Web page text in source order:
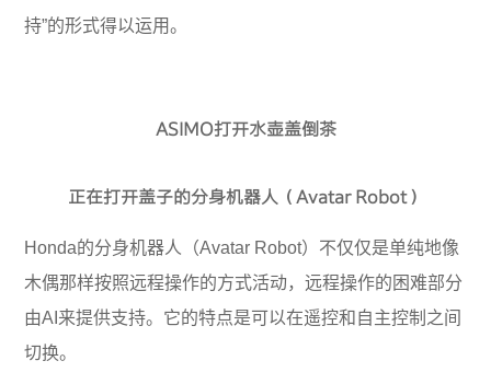
持”的形式得以运用。
ASIMO打开水壶盖倒茶
正在打开盖子的分身机器人（Avatar Robot）
Honda的分身机器人（Avatar Robot）不仅仅是单纯地像
木偶那样按照远程操作的方式活动，远程操作的困难部分
由AI来提供支持。它的特点是可以在遥控和自主控制之间
切换。